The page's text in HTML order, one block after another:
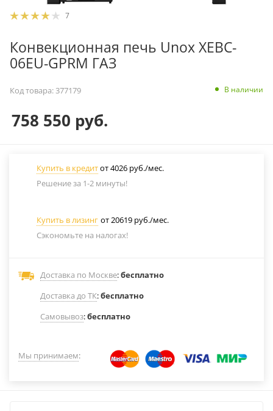
7
Конвекционная печь Unox XEBC-
06EU-GPRM ГАЗ
Код товара:377179 В наличии
758 550 руб.
Купить в кредитот 4026 руб./мес.
Решение за 1-2 минуты!
Купить в лизинг от 20619 руб./мес.
Сэкономьте на налогах!
Доставка по Москве:бесплатно
Доставка до ТК:бесплатно
Самовывоз:бесплатно
Мы принимаем: